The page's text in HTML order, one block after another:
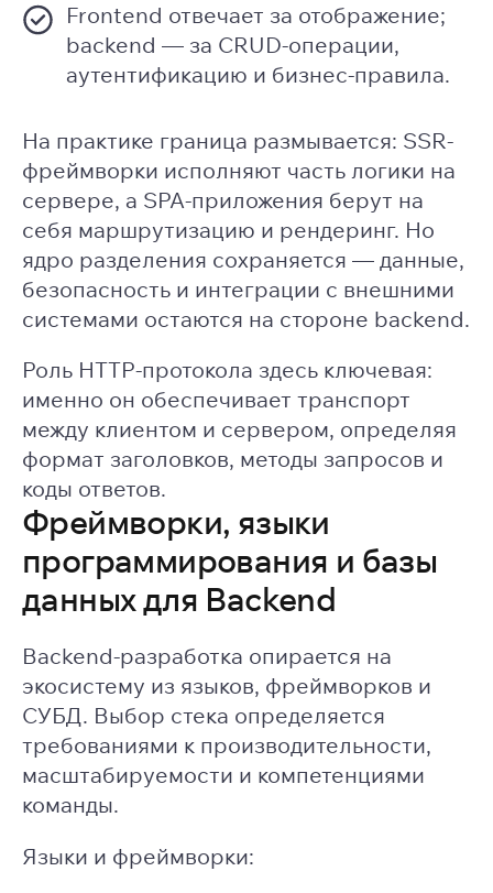
Frontend отвечает за отображение;
backend — за CRUD-операции,
аутентификацию и бизнес-правила.
На практике граница размывается: SSR-
фреймворки исполняют часть логики на
сервере, а SPA-приложения берут на
себя маршрутизацию и рендеринг. Но
ядро разделения сохраняется — данные,
безопасность и интеграции с внешними
системами остаются на стороне backend.
Роль HTTP-протокола здесь ключевая:
именно он обеспечивает транспорт
между клиентом и сервером, определяя
формат заголовков, методы запросов и
коды ответов.
Фреймворки, языки
программирования и базы
данных для Backend
Backend-разработка опирается на
экосистему из языков, фреймворков и
СУБД. Выбор стека определяется
требованиями к производительности,
масштабируемости и компетенциями
команды.
Языки и фреймворки: